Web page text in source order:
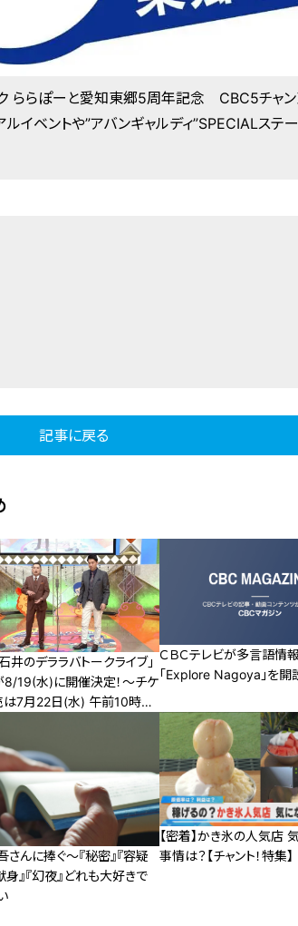
ク ららぽーと愛知東郷5周年記念 CBC5チャ
イベントや”アバンギャルディ”SPECIALステ
記事に戻る
井のデララバトークライブ」
19(水)に開催決定！～チケ
は7月22日(水) 午前10時よ
ＣＢＣテレビが多言語情
「Explore Nagoya」を開
んに捧ぐ～『秘密』『容疑
』『幻夜』どれも大好きで
【密着】かき氷の人気店
事情は？【チャント！特集】